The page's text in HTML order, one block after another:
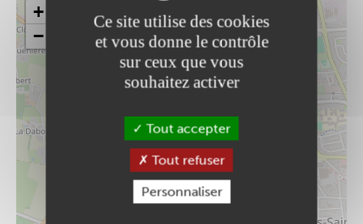
+
−
Ce site utilise des cookies
et vous donne le contrôle
sur ceux que vous
souhaitez activer
Tout accepter
Tout refuser
Personnaliser